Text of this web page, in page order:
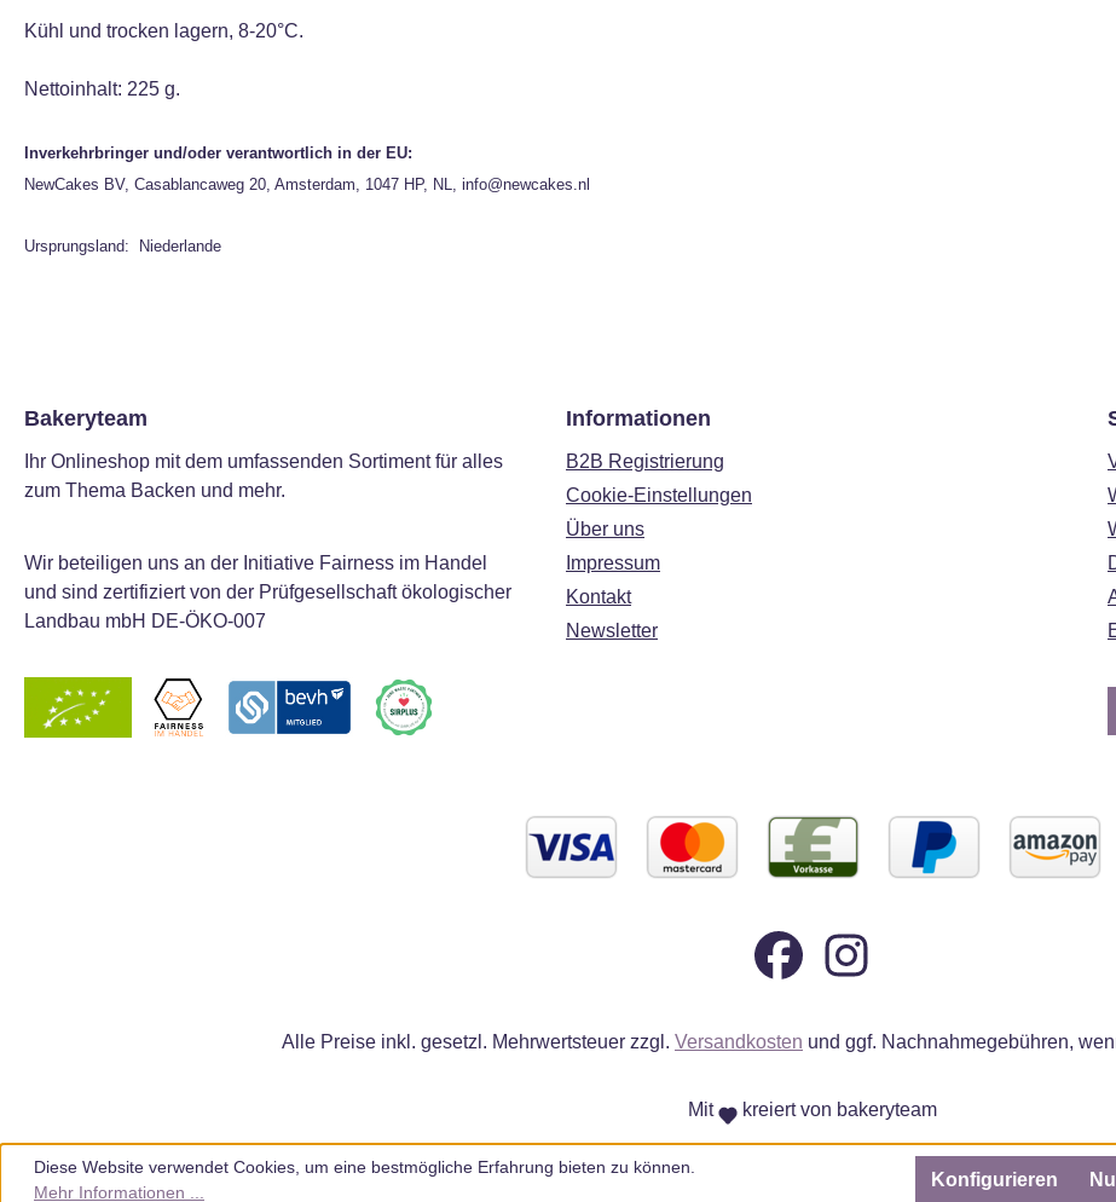
Kühl und trocken lagern, 8-20°C.
Nettoinhalt: 225 g.
Inverkehrbringer und/oder verantwortlich in der EU:
NewCakes BV, Casablancaweg 20, Amsterdam, 1047 HP, NL, info@newcakes.nl
Ursprungsland: Niederlande
Bakeryteam
Ihr Onlineshop mit dem umfassenden Sortiment für alles
zum Thema Backen und mehr.
Wir beteiligen uns an der Initiative Fairness im Handel
und sind zertifiziert von der Prüfgesellschaft ökologischer
Landbau mbH DE-ÖKO-007
Informationen
B2B Registrierung
Cookie-Einstellungen
Über uns
Impressum
Kontakt
Newsletter
Alle Preise inkl. gesetzl. Mehrwertsteuer zzgl. Versandkosten und ggf. Nachnahmegebühren,
Mit kreiert von bakeryteam
Diese Website verwendet Cookies, um eine bestmögliche Erfahrung bieten zu können.
Mehr Informationen ...
Konfigurieren